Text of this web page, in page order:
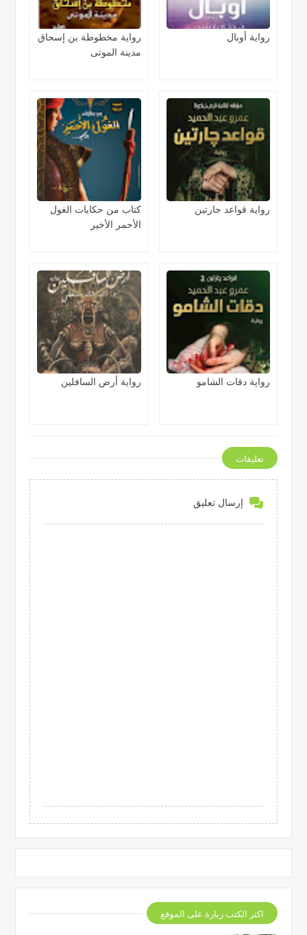
رواية أوبال
رواية مخطوطة بن إسحاق
مدينة الموتى
رواية قواعد جارتين
كتاب من حكايات الغول
الأحمر الأخير
رواية دقات الشامو رواية أرض السافلين
تعليقات
إرسال تعليق
اكثر الكتب زيارة على الموقع